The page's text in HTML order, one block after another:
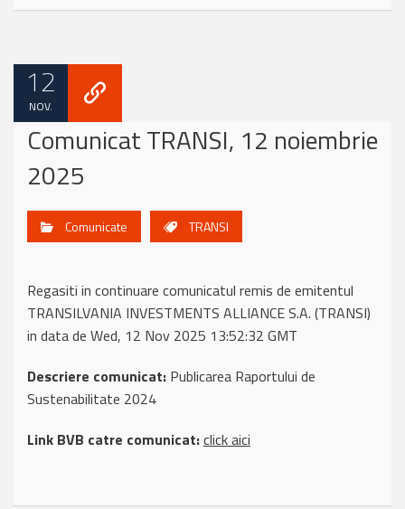
12
NOV.
Comunicat TRANSI, 12 noiembrie
2025
Comunicate TRANSI
Regasiti in continuare comunicatul remis de emitentul
TRANSILVANIA INVESTMENTS ALLIANCE S.A. (TRANSI)
in data de Wed, 12 Nov 2025 13:52:32 GMT
Descriere comunicat: Publicarea Raportului de
Sustenabilitate 2024
Link BVB catre comunicat:click aici